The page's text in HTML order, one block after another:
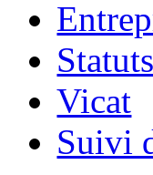
Statuts
Vicat
Suivi